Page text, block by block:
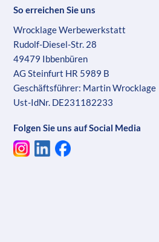
So erreichen Sie uns
Wrocklage Werbewerkstatt
Rudolf-Diesel-Str. 28
49479 Ibbenbüren
AG Steinfurt HR 5989 B
Geschäftsführer: Martin Wrocklage
Ust-IdNr. DE231182233
Folgen Sie uns auf Social Media